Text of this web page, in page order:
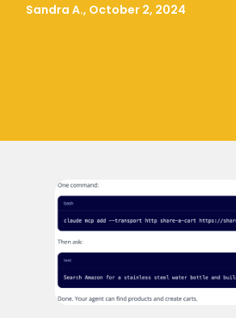
Sandra A., October 2, 2024